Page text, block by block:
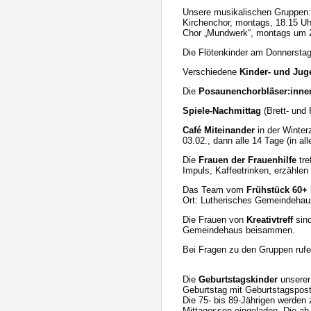
Unsere musikalischen Gruppen:
Kirchenchor, montags, 18.15
Chor „Mundwerk“, montags
Die Flötenkinder am
Verschiedene Kinder- und
Die
Spiele-Nachmittag (Brett- und
Café Miteinander in der
03.02., dann alle 14 Tage (in
Die Frauen der Frauenhilfe
Impuls, Kaffeetrinken,
Das Team vom Frühstück 60+
Ort: Lutherisches
Die Frauen von Kreativtreff
Gemeindehaus beisammen.
Bei Fragen zu den Gruppen
Die Geburtstagskinder
Geburtstag mit
Die 75- bis 89-Jährigen